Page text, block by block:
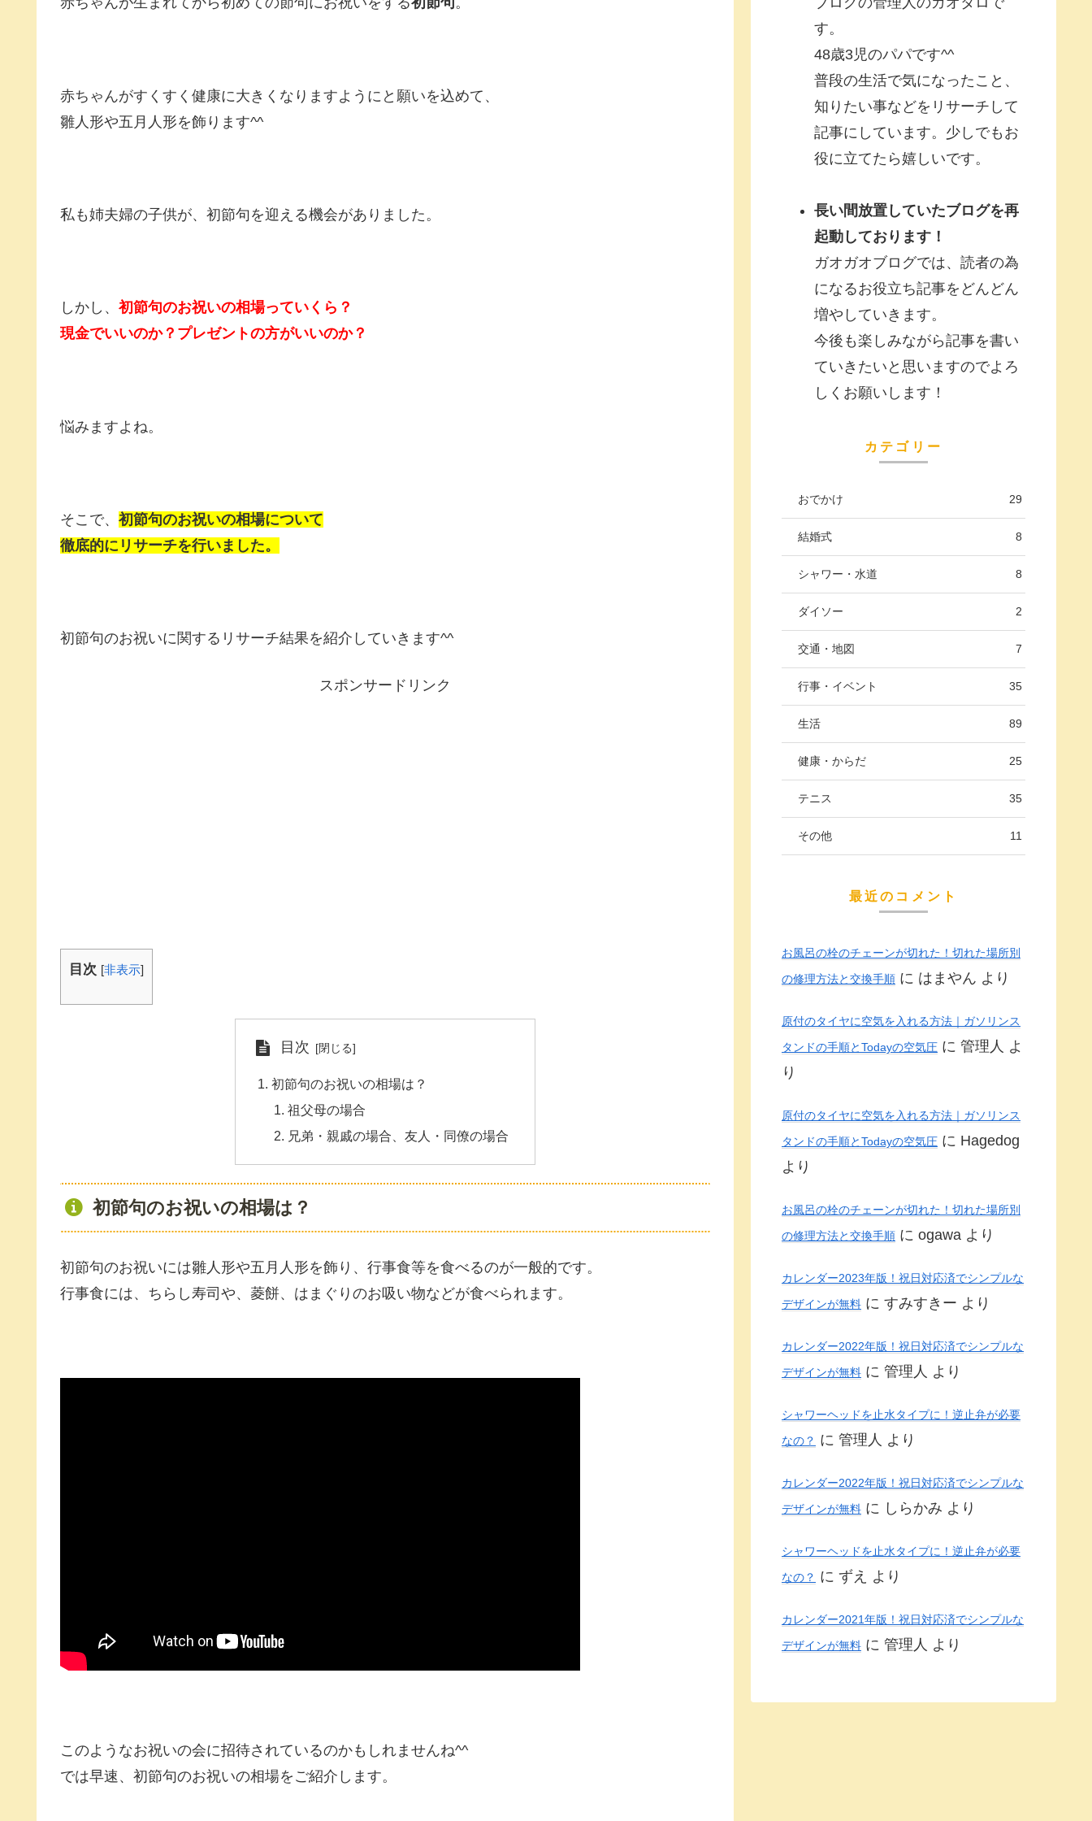
赤ちゃんがすくすく健康に大きくなりますようにと願いを込めて、
雛人形や五月人形を飾ります^^
私も姉夫婦の子供が、初節句を迎える機会がありました。
しかし、 初節句のお祝いの相場っていくら？
現金でいいのか？プレゼントの方がいいのか？
悩みますよね。
そこで、 初節句のお祝いの相場について
徹底的にリサーチを行いました。
初節句のお祝いに関するリサーチ結果を紹介していきます^^
スポンサードリンク
目次 [非表示]
目次
初節句のお祝いの相場は？
祖父母の場合
兄弟・親戚の場合、友人・同僚の場合
初節句のお祝いの相場は？
初節句のお祝いには雛人形や五月人形を飾り、行事食等を食べるのが一般的です。
行事食には、ちらし寿司や、菱餅、はまぐりのお吸い物などが食べられます。
このようなお祝いの会に招待されているのかもしれませんね^^
では早速、初節句のお祝いの相場をご紹介します。
す。
48歳3児のパパです^^
普段の生活で気になったこと、
知りたい事などをリサーチして
記事にしています。少しでもお
役に立てたら嬉しいです。
長い間放置していたブログを再
起動しております！
ガオガオブログでは、読者の為
になるお役立ち記事をどんどん
増やしていきます。
今後も楽しみながら記事を書い
ていきたいと思いますのでよろ
しくお願いします！
カテゴリー
おでかけ 29
結婚式 8
シャワー・水道 8
ダイソー 2
交通・地図 7
行事・イベント 35
生活 89
健康・からだ 25
テニス 35
その他 11
最近のコメント
お風呂の栓のチェーンが切れた！切れた場所別
の修理方法と交換手順 に はまやん より
原付のタイヤに空気を入れる方法｜ガソリンス
タンドの手順とTodayの空気圧 に 管理人 よ
り
原付のタイヤに空気を入れる方法｜ガソリンス
タンドの手順とTodayの空気圧 に Hagedog
より
お風呂の栓のチェーンが切れた！切れた場所別
の修理方法と交換手順 に ogawa より
カレンダー2023年版！祝日対応済でシンプルな
デザインが無料 に すみすきー より
カレンダー2022年版！祝日対応済でシンプルな
デザインが無料 に 管理人 より
シャワーヘッドを止水タイプに！逆止弁が必要
なの？ に 管理人 より
カレンダー2022年版！祝日対応済でシンプルな
デザインが無料 に しらかみ より
シャワーヘッドを止水タイプに！逆止弁が必要
なの？ に ずえ より
カレンダー2021年版！祝日対応済でシンプルな
デザインが無料 に 管理人 より